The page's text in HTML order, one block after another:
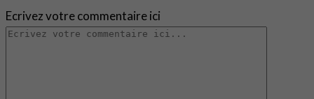
Ecrivez votre commentaire ici